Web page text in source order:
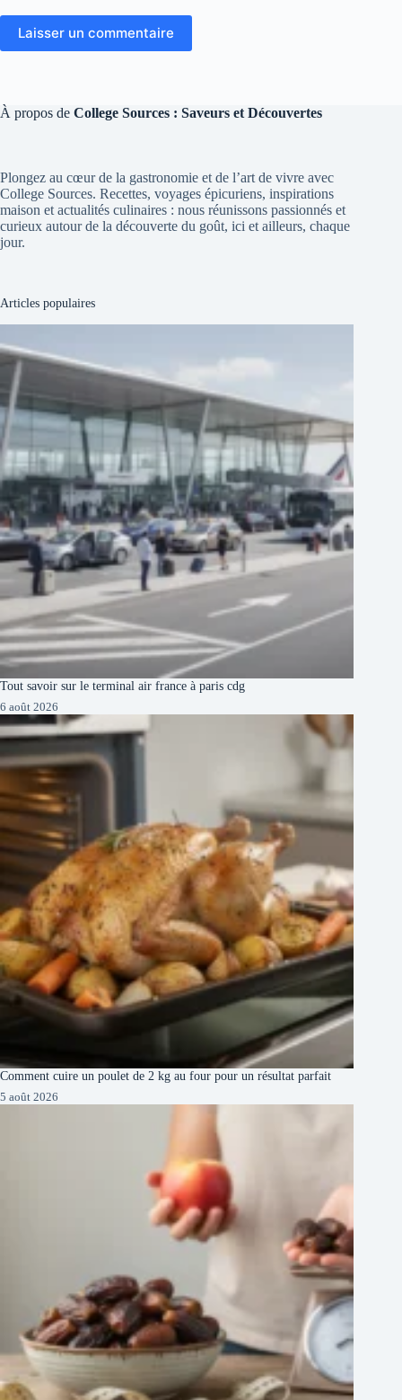
Laisser un commentaire
À propos de College Sources : Saveurs et Découvertes
Plongez au cœur de la gastronomie et de l’art de vivre avec
College Sources. Recettes, voyages épicuriens, inspirations
maison et actualités culinaires : nous réunissons passionnés et
curieux autour de la découverte du goût, ici et ailleurs, chaque
jour.
Articles populaires
Tout savoir sur le terminal air france à paris cdg
6 août 2026
Comment cuire un poulet de 2 kg au four pour un résultat parfait
5 août 2026